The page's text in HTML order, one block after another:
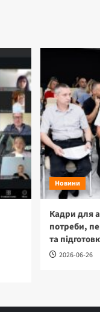
Новини
Кадри для
потреби,
та
2026-06-26